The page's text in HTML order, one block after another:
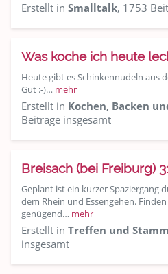
Erstellt in Smalltalk, 1753
Was koche ich heute
Heute gibt es Schinkennudeln aus
Gut :-)… mehr
Erstellt in Kochen, Backen
Beiträge insgesamt
Breisach (bei Freiburg)
Geplant ist ein kurzer Spaziergang
dem Rhein und Essengehen.
genügend… mehr
Erstellt in Treffen und
insgesamt